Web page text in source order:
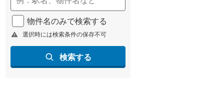
物件名のみで検索する
選択時には検索条件の保存不可
検索する